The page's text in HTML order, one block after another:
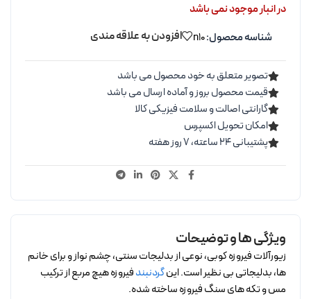
در انبار موجود نمی باشد
شناسه محصول:n10 افزودن به علاقه مندی
تصویر متعلق به خود محصول می باشد
قیمت محصول بروز و آماده ارسال می باشد
گارانتی اصالت و سلامت فیزیکی کالا
امکان تحویل اکسپرس
پشتیبانی ۲۴ ساعته، ۷ روز هفته
ویژگی ها و توضیحات
زیورآلات فیروزه کوبی، نوعی از بدلیجات سنتی، چشم نواز و برای خانم
ها، بدلیجاتی بی نظیر است. اینگردنبندفیروزه هیچ مربع از ترکیب
مس و تکه های سنگ فیروزه ساخته شده.